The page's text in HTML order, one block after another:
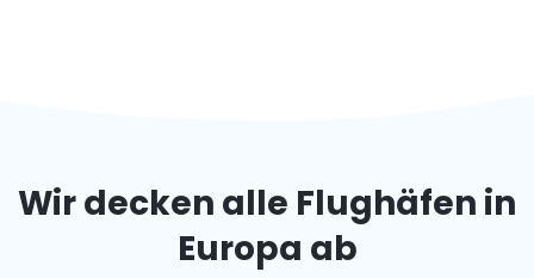
Wir decken alle Flughäfen in
Europa ab